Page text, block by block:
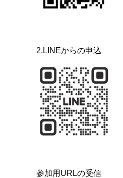
2.LINEからの申込
参加用URLの受信